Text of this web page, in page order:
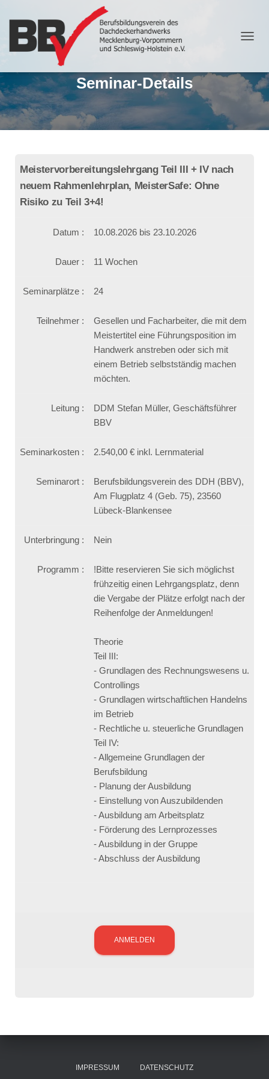
I
G
Seminar-Details
Meistervorbereitungslehrgang Teil III + IV nach
neuem Rahmenlehrplan, MeisterSafe: Ohne
Risiko zu Teil 3+4!
Datum : 10.08.2026 bis 23.10.2026
Dauer : 11 Wochen
Seminarplätze : 24
Teilnehmer :
Gesellen und Facharbeiter, die mit dem
Meistertitel eine Führungsposition im
Handwerk anstreben oder sich mit
einem Betrieb selbstständig machen
möchten.
Leitung :
DDM Stefan Müller, Geschäftsführer
BBV
Seminarkosten : 2.540,00 € inkl. Lernmaterial
Seminarort :
Berufsbildungsverein des DDH (BBV),
Am Flugplatz 4 (Geb. 75), 23560
Lübeck-Blankensee
Unterbringung : Nein
Programm :
!Bitte reservieren Sie sich möglichst
frühzeitig einen Lehrgangsplatz, denn
die Vergabe der Plätze erfolgt nach der
Reihenfolge der Anmeldungen!
Theorie
Teil III:
- Grundlagen des Rechnungswesens u.
Controllings
- Grundlagen wirtschaftlichen Handelns
im Betrieb
- Rechtliche u. steuerliche Grundlagen
Teil IV:
- Allgemeine Grundlagen der
Berufsbildung
- Planung der Ausbildung
- Einstellung von Auszubildenden
- Ausbildung am Arbeitsplatz
- Förderung des Lernprozesses
- Ausbildung in der Gruppe
- Abschluss der Ausbildung
IMPRESSUM DATENSCHUTZ